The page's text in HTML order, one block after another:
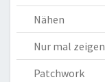
Nähen
Nur mal zeigen
Patchwork